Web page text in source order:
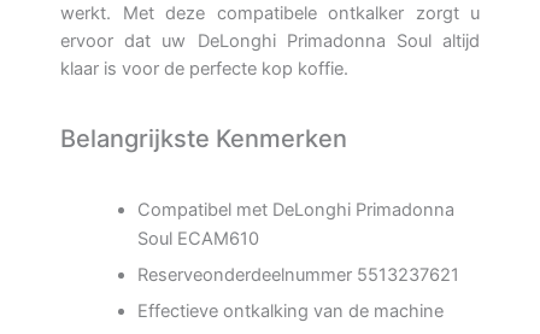
werkt. Met deze compatibele ontkalker zorgt u
ervoor dat uw DeLonghi Primadonna Soul altijd
klaar is voor de perfecte kop koffie.
Belangrijkste Kenmerken
Compatibel met DeLonghi Primadonna
Soul ECAM610
Reserveonderdeelnummer 5513237621
Effectieve ontkalking van de machine